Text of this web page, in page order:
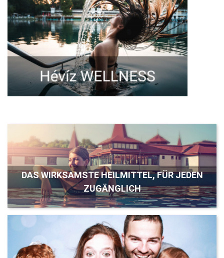
DAS WIRKSAMSTE HEILMITTEL, FÜR JEDEN
ZUGÄNGLICH